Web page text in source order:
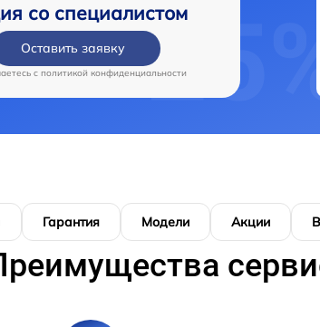
со специалистом
Оставить заявку
c политикой конфиденциальности
Гарантия Модели Акции